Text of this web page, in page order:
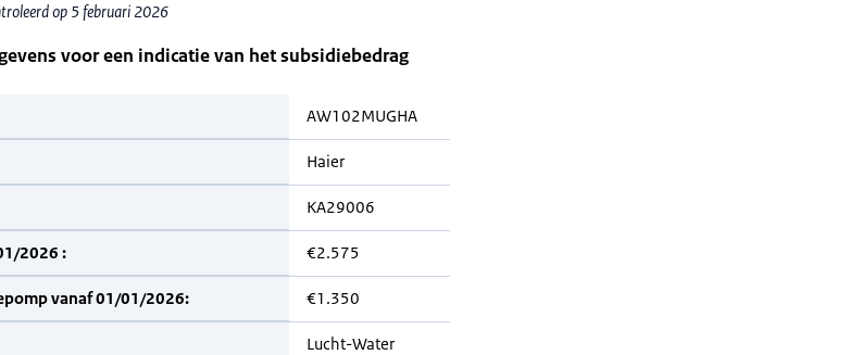
op 5 februari 2026
voor een indicatie van het subsidiebedrag
AW102MUGHA
Haier
KA29006
2026 : €2.575
vanaf 01/01/2026: €1.350
Lucht-Water